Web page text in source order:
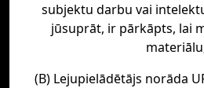
subjektu darbu vai
jūsuprāt, ir pārkāpts, lai
(B) Lejupielādētājs norāda